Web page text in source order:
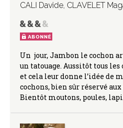
CALI Davide, CLAVELET
ABONNÉ
Un jour, Jambon le cochon
un tatouage. Aussitôt tous
et cela leur donne l’idée de
cochons, bien sûr réservé aux
Bientôt moutons, poules,